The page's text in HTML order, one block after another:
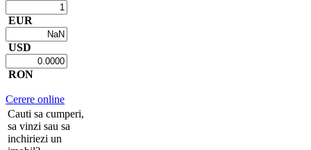
EUR
USD
RON
Cerere online
Cauti sa cumperi,
sa vinzi sau sa
inchiriezi un